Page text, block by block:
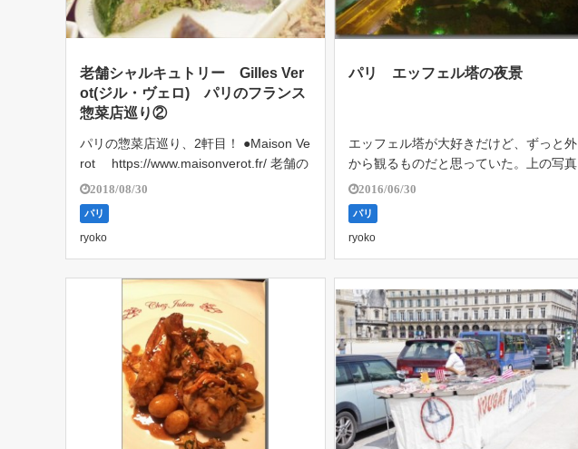
老舗シャルキュトリー Gilles Ver
ot(ジル・ヴェロ) パリのフランス
惣菜店巡り②
パリの惣菜店巡り、2軒目！ ●Maison Ve
rot https://www.maisonverot.fr/ 老舗の
店舗らしく、伝統的なフランス惣菜が所
狭しとびっしりと並びます。 ブルゴー
ニュ地方の伝統料理、ジャンボ […]
2018/08/30
パリ
ryoko
パリ エッフェル塔の夜景
エッフェル塔が大好きだけど、ずっと外
から観るものだと思っていた。上の写真
は、エッフェル塔を真下から観た図。
でも、1年間の滞在の最後の最後の夜
に、初めてエッフェル塔に昇った。 長
蛇の列を見ると並ぶのも嫌になるけど。
それで […]
2016/06/30
パリ
ryoko